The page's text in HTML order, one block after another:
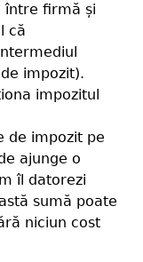
între firmă și
că
impozit).
impozitul
de impozit pe
ajunge o
îl datorezi
sumă poate
niciun cost